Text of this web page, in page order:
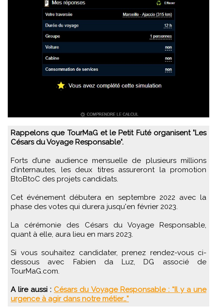
Rappelons que TourMaG et le Petit Futé organisent "Les
Césars du Voyage Responsable".
Forts d’une audience mensuelle de plusieurs millions
d’internautes, les deux titres assureront la promotion
BtoBtoC des projets candidats.
Cet événement débutera en septembre 2022 avec la
phase des votes qui durera jusqu'en février 2023.
La cérémonie des Césars du Voyage Responsable,
quant à elle, aura lieu en mars 2023.
Si vous souhaitez candidater, prenez rendez-vous ci-
dessous avec Fabien da Luz, DG associé de
TourMaG.com.
A lire aussi : Césars du Voyage Responsable : “Il y a une
urgence à agir dans notre métier…”